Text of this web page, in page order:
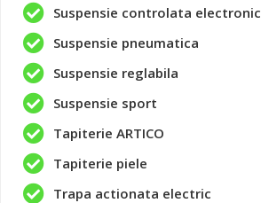
Suspensie controlata electronic
Suspensie pneumatica
Suspensie reglabila
Suspensie sport
Tapiterie ARTICO
Tapiterie piele
Trapa actionata electric